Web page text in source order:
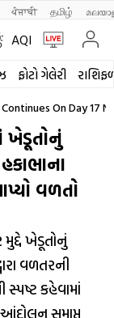
ਪੰਜਾਬੀ தமிழ்
AQI
ફોટો ગેલેરી
On Day 17
ખેડૂતોનું
વળતો
ખેડૂતોનું
વળતરની
સ્પષ્ટ કહેવામાં
સમાપ્ત